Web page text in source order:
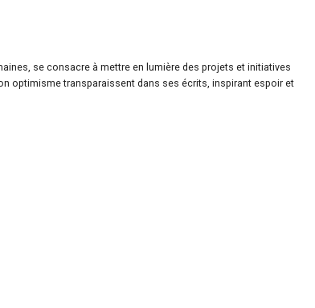
se consacre à mettre en lumière des projets et initiatives
optimisme transparaissent dans ses écrits, inspirant espoir et